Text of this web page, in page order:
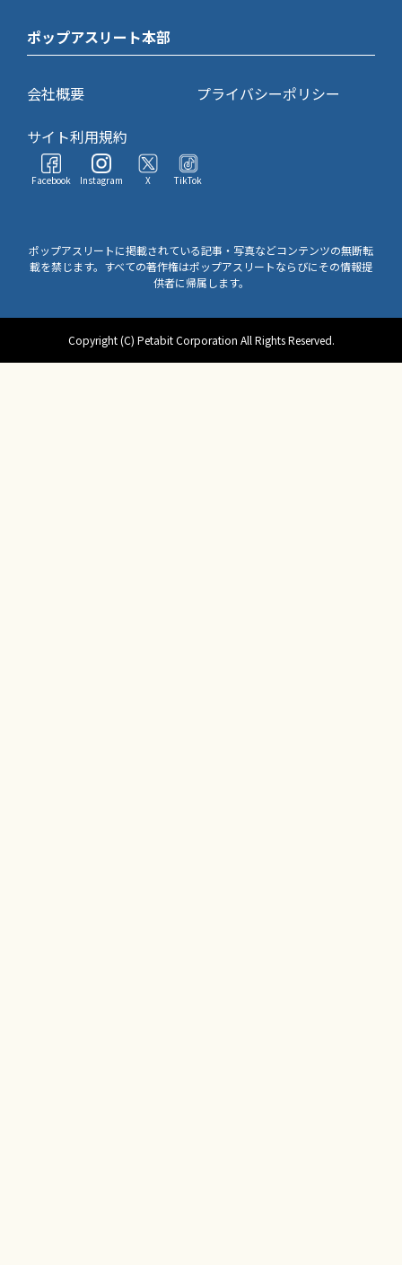
ポップアスリート本部
会社概要
プライバシーポリシー
サイト利用規約
Facebook Instagram X TikTok
ポップアスリートに掲載されている記事・写真などコンテンツの無断転
載を禁じます。すべての著作権はポップアスリートならびにその情報提
供者に帰属します。
Copyright (C) Petabit Corporation All Rights Reserved.